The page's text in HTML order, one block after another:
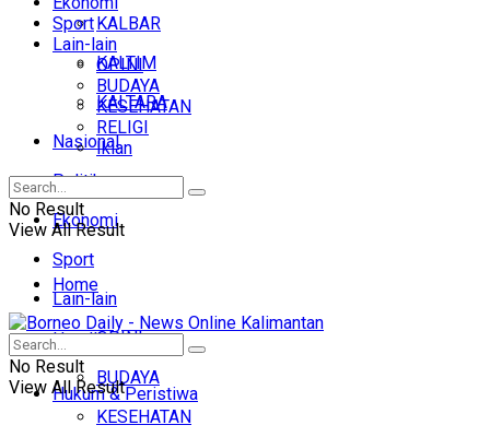
KALBAR
KALTIM
KALTARA
Nasional
Politik
Ekonomi
Sport
Lain-lain
OPINI
BUDAYA
KESEHATAN
Sport
Lain-lain
OPINI
BUDAYA
KESEHATAN
RELIGI
Iklan
No Result
View All Result
Home
Headline
Hukum & Peristiwa
No Result
View All Result